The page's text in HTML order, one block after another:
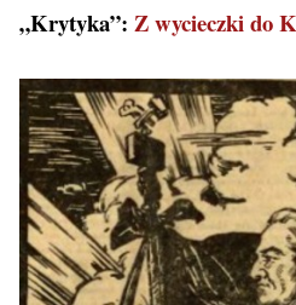
„Krytyka”: Z wycieczki do